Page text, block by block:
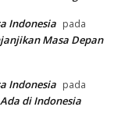
Indonesia pada
Masa Depan
Indonesia pada
di Indonesia